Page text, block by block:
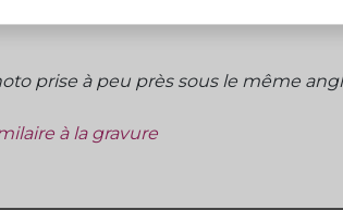
prise à peu près sous le même
à la gravure